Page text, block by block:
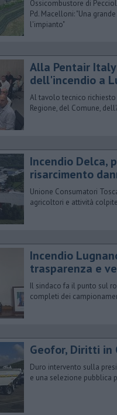
Ossicombustore di
Pd. Macelloni: "Una
l'impianto"
Alla Pentair
dell'incendio a
Al tavolo tecnico
Regione, del Comune,
Incendio Delca,
risarcimento
Unione Consumatori
agricoltori e attività
Incendio
trasparenza e
Il sindaco fa il punto sul
completi dei
Geofor, Diritti in
Duro intervento sulla
e una selezione pubblica